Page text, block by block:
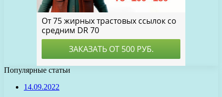
Популярные статьи
14.09.2022